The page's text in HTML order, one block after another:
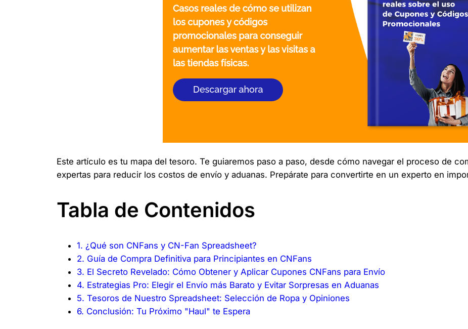
Este artículo es tu mapa del tesoro. Te guiaremos paso a paso, desde cómo navegar el proceso de
expertas para reducir los costos de envío y aduanas. Prepárate para convertirte en un experto en
Tabla de Contenidos
1. ¿Qué son CNFans y CN-Fan Spreadsheet?
2. Guía de Compra Definitiva para Principiantes en CNFans
3. El Secreto Revelado: Cómo Obtener y Aplicar Cupones CNFans para Envío
4. Estrategias Pro: Elegir el Envío más Barato y Evitar Sorpresas en Aduanas
5. Tesoros de Nuestro Spreadsheet: Selección de Ropa y Opiniones
6. Conclusión: Tu Próximo "Haul" te Espera